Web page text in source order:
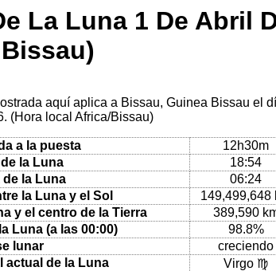
La Luna 1 De Abril
aquí aplica a Bissau, Guinea Bissau el
(Hora local Africa/Bissau)
a la puesta
12h30m
la Luna
18:54
de la Luna
06:24
la Luna y el Sol
149,499,648
y el centro de la Tierra
389,590
Luna (a las 00:00)
98.8%
lunar
creciendo
actual de la Luna
Virgo ♍